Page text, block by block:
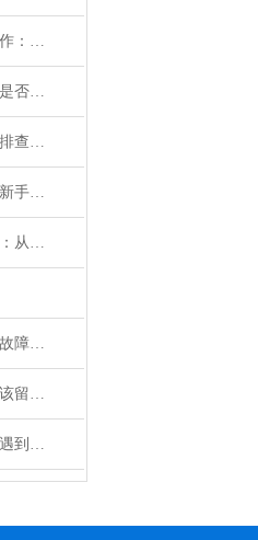
有机玻璃采水器的正确操作：从系绳标记到出水注水全程详解
表层微塑料采样网的使用是否会对周围生态环境产生影响？
有机玻璃采水器常见故障排查与密封性能检测方法
表层微塑料采样网入门，新手必学！
麦氏虫卵计数板操作指南：从准备到读数的详细流程
网口流量计如何帮助网络故障排除和疑难解答？
深水温度计在检修过程中该留意的事项
网口流量计在使用时可能遇到哪些问题?如何解决?